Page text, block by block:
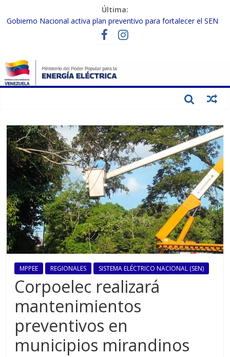
Última:
Gobierno Nacional activa plan preventivo para fortalecer el SEN
ante el fenómeno de El Niño
Termocarabobo recupera el 50% de su capacidad de generación
Condecoran a trabajadores del sector eléctrico por su heroica
labor tras el doble sismo del 24-J
Gobierno Nacional coordina acciones con el sector privado para
MPPEE REGIONALES SISTEMA ELÉCTRICO NACIONAL (SEN)
Corpoelec realizará
mantenimientos
preventivos en
municipios mirandinos